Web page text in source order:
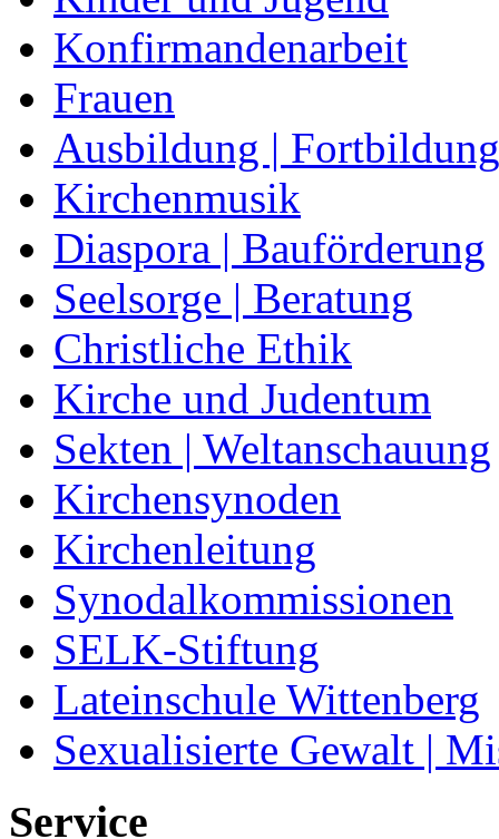
Konfirmandenarbeit
Frauen
Ausbildung | Fortbildung
Kirchenmusik
Diaspora | Bauförderung
Seelsorge | Beratung
Christliche Ethik
Kirche und Judentum
Sekten | Weltanschauung
Kirchensynoden
Kirchenleitung
Synodalkommissionen
SELK-Stiftung
Lateinschule Wittenberg
Sexualisierte Gewalt |
Service